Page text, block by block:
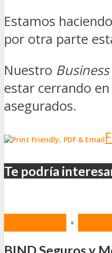
Estamos
por otra parte
Nuestro
estar cerrando
asegurados.
Te podría
•
BIND Seguros y